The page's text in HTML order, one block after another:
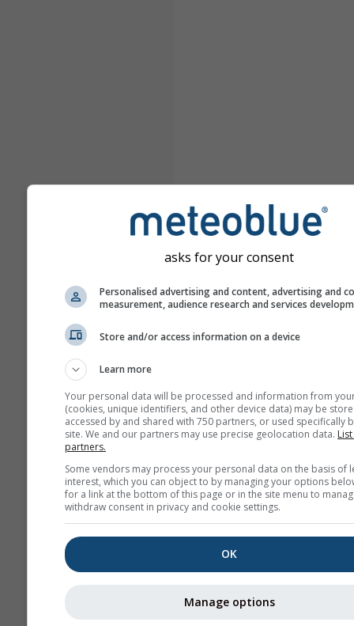
asks for your consent
Personalised advertising and content, advertising and
measurement, audience research and services
Store and/or access information on a device
Learn more
Your personal data will be processed and information from
(cookies, unique identifiers, and other device data) may be
accessed by and shared with 750 partners, or used specifically
site. We and our partners may use precise geolocation data.
partners.
Some vendors may process your personal data on the basis of
interest, which you can object to by managing your options
for a link at the bottom of this page or in the site menu to
withdraw consent in privacy and cookie settings.
OK
Manage options